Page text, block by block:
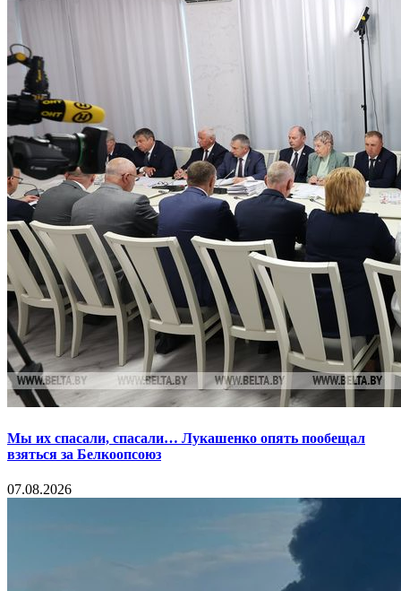
Мы их спасали, спасали… Лукашенко опять пообещал
взяться за Белкоопсоюз
07.08.2026